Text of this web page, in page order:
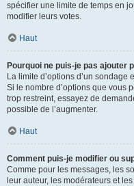
spécifier une limite de temps en
modifier leurs votes.
Haut
Pourquoi ne puis-je pas ajouter
La limite d’options d’un
Si le nombre d’options que vous
trop restreint, essayez de
possible de l’augmenter.
Haut
Comment puis-je modifier ou
Comme pour les messages, les
leur auteur, les modérateurs et